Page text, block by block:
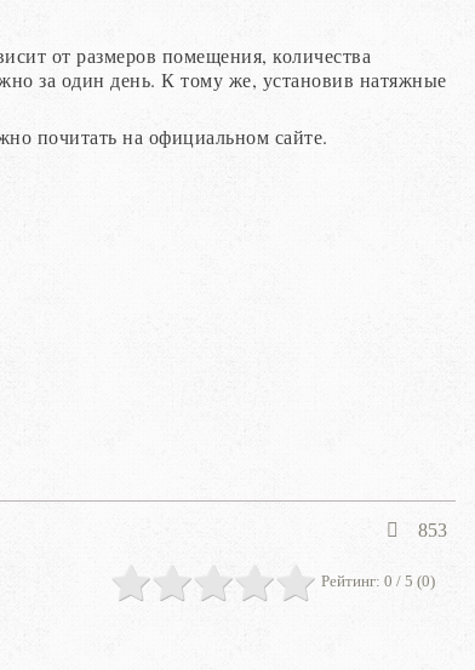
от размеров помещения, количества
за один день. К тому же, установив натяжные
почитать на официальном сайте.
853
Рейтинг: 0 / 5 (0)